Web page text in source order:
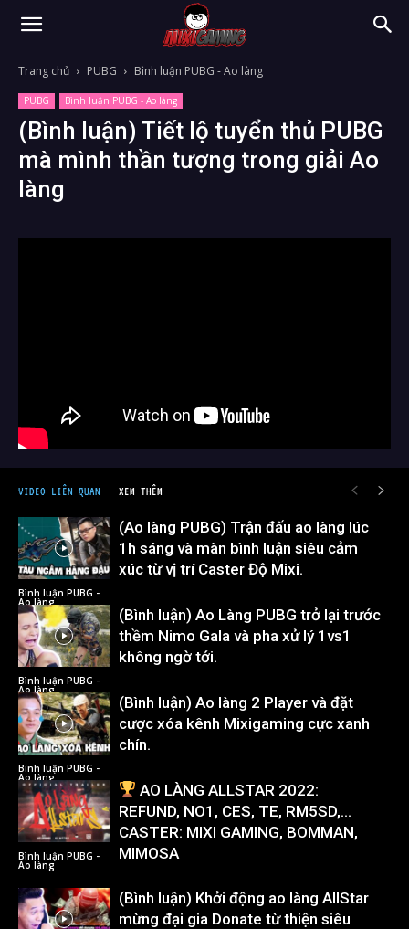
Trang chủ PUBG Bình luận PUBG - Ao làng
PUBG Bình luận PUBG - Ao làng
(Bình luận) Tiết lộ tuyển thủ PUBG
mà mình thần tượng trong giải Ao
làng
VIDEO LIÊN QUAN XEM THÊM
Bình luận PUBG -
Ao làng
(Ao làng PUBG) Trận đấu ao làng lúc
1h sáng và màn bình luận siêu cảm
xúc từ vị trí Caster Độ Mixi.
Bình luận PUBG -
Ao làng
(Bình luận) Ao Làng PUBG trở lại trước
thềm Nimo Gala và pha xử lý 1vs1
không ngờ tới.
Bình luận PUBG -
Ao làng
(Bình luận) Ao làng 2 Player và đặt
cược xóa kênh Mixigaming cực xanh
chín.
Bình luận PUBG -
Ao làng
AO LÀNG ALLSTAR 2022:
REFUND, NO1, CES, TE, RM5SD,…
CASTER: MIXI GAMING, BOMMAN,
MIMOSA
(Bình luận) Khởi động ao làng AllStar
mừng đại gia Donate từ thiện siêu